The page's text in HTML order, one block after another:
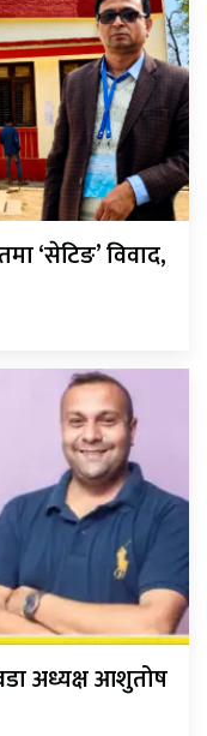
‘सेटिङ’ विवाद,
अध्यक्ष आशुतोष